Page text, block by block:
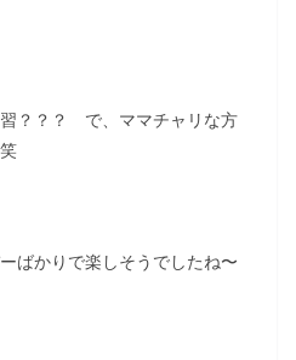
？？？ で、ママチャリな方
ばかりで楽しそうでしたね〜